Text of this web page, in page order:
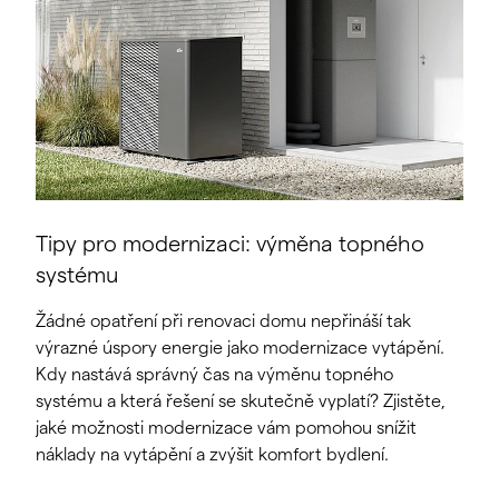
Tipy pro modernizaci: výměna topného
systému
Žádné opatření při renovaci domu nepřináší tak
výrazné úspory energie jako modernizace vytápění.
Kdy nastává správný čas na výměnu topného
systému a která řešení se skutečně vyplatí? Zjistěte,
jaké možnosti modernizace vám pomohou snížit
náklady na vytápění a zvýšit komfort bydlení.